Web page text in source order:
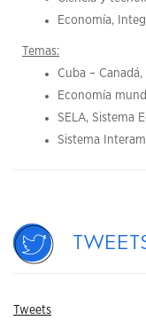
Economía,
Temas:
Cuba –
Economía
SELA, Sistema
Sistema
Tweets